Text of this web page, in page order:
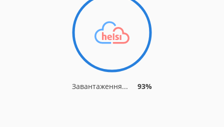
Завантаження... 93%